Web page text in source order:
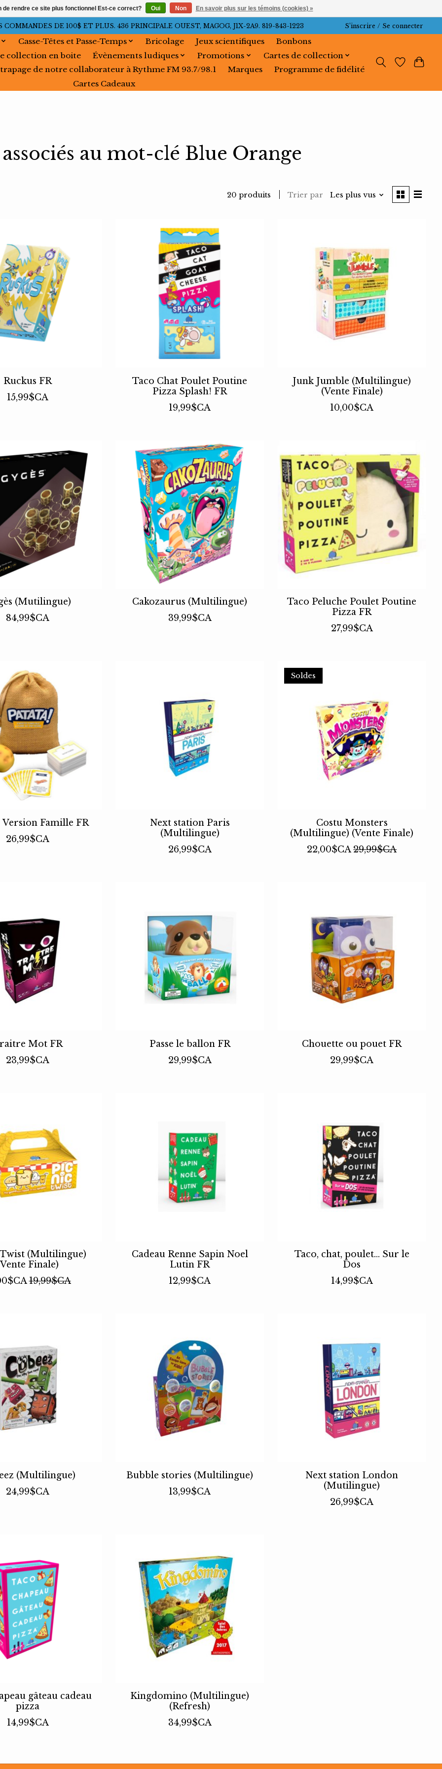
DE 100$ ET PLUS. 436 PRINCIPALE OUEST, MAGOG, J1X-2A9. 819-843-1223 S’inscrire / Se connecter
Casse-Têtes et Passe-Temps Bricolage Jeux scientifiques
Bonbons
collection en boite
Évènements ludiques Promotions
Cartes de collection
de notre collaborateur à Rythme FM 93.7/98.1
Marques
Programme de fidélité
Cartes Cadeaux
au mot-clé Blue Orange
20 produits Trier par Les plus vus
Ruckus FR
15,99$CA
Taco Chat Poulet Poutine
Pizza Splash! FR
19,99$CA
Junk Jumble (Multilingue)
(Vente Finale)
10,00$CA
(Mutilingue)
84,99$CA
Cakozaurus (Multilingue)
39,99$CA
Taco Peluche Poulet Poutine
Pizza FR
27,99$CA
Version Famille FR
26,99$CA
Next station Paris
(Multilingue)
26,99$CA
Soldes
Costu Monsters
(Multilingue) (Vente Finale)
22,00$CA 29,99$CA
Mot FR
23,99$CA
Passe le ballon FR
29,99$CA
Chouette ou pouet FR
29,99$CA
(Multilingue)
Finale)
19,99$CA
Cadeau Renne Sapin Noel
Lutin FR
12,99$CA
Taco, chat, poulet... Sur le
Dos
14,99$CA
(Multilingue)
24,99$CA
Bubble stories (Multilingue)
13,99$CA
Next station London
(Mutilingue)
26,99$CA
gâteau cadeau
pizza
14,99$CA
Kingdomino (Multilingue)
(Refresh)
34,99$CA
de rendre ce site plus fonctionnel Est-ce correct? Oui Non En savoir plus sur les témoins (cookies) »